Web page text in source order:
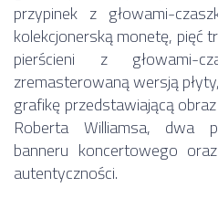
przypinek z głowami-
kolekcjonerską monetę, pięć
pierścieni z głowami-
zremasterowaną wersją
grafikę przedstawiającą
Roberta Williamsa, dwa
banneru koncertowego
autentyczności.